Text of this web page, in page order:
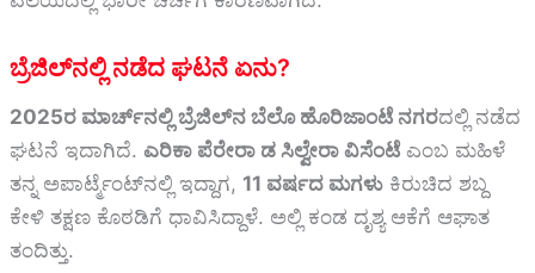
ಬ್ರೆಜಿಲ್‌ನಲ್ಲಿ ನಡೆದ ಘಟನೆ ಏನು?
2025ರ ಮಾರ್ಚ್‌ನಲ್ಲಿ ಬ್ರೆಜಿಲ್‌ನ ಬೆಲೊ ಹೊರಿಜಾಂಟೆ ನಗರದಲ್ಲಿ ನಡೆದ
ಘಟನೆ ಇದಾಗಿದೆ. ಎರಿಕಾ ಪೆರೇರಾ ಡ ಸಿಲ್ವೇರಾ ವಿಸೆಂಟೆ ಎಂಬ ಮಹಿಳೆ
ತನ್ನ ಅಪಾರ್ಟ್ಮೆಂಟ್‌ನಲ್ಲಿ ಇದ್ದಾಗ, 11 ವರ್ಷದ ಮಗಳು ಕಿರುಚಿದ ಶಬ್ದ
ಕೇಳಿ ತಕ್ಷಣ ಕೊಠಡಿಗೆ ಧಾವಿಸಿದ್ದಾಳೆ. ಅಲ್ಲಿ ಕಂಡ ದೃಶ್ಯ ಆಕೆಗೆ ಆಘಾತ
ತಂದಿತ್ತು.